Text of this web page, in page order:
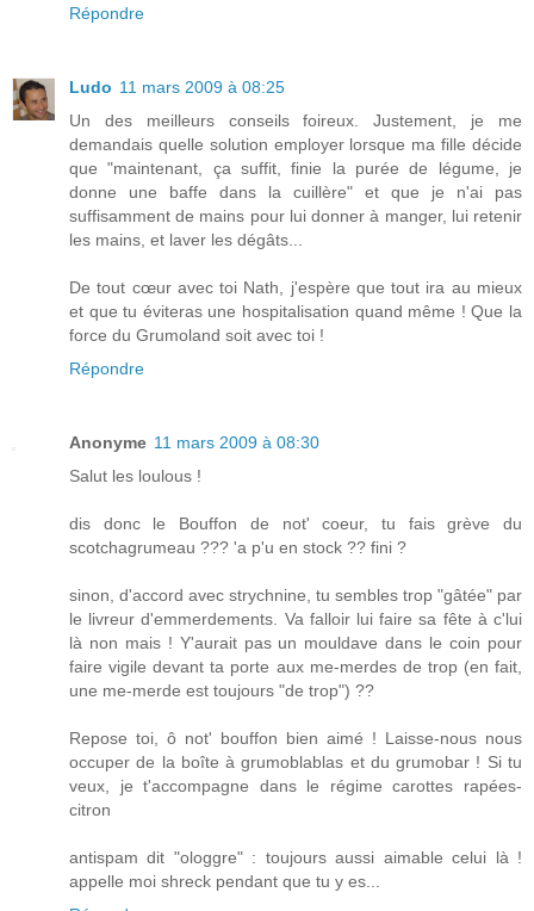
Répondre
Ludo 11 mars 2009 à 08:25
Un des meilleurs conseils foireux. Justement, je me
demandais quelle solution employer lorsque ma fille décide
que "maintenant, ça suffit, finie la purée de légume, je
donne une baffe dans la cuillère" et que je n'ai pas
suffisamment de mains pour lui donner à manger, lui retenir
les mains, et laver les dégâts...
De tout cœur avec toi Nath, j'espère que tout ira au mieux
et que tu éviteras une hospitalisation quand même ! Que la
force du Grumoland soit avec toi !
Répondre
Anonyme 11 mars 2009 à 08:30
Salut les loulous !
dis donc le Bouffon de not' coeur, tu fais grève du
scotchagrumeau ??? 'a p'u en stock ?? fini ?
sinon, d'accord avec strychnine, tu sembles trop "gâtée" par
le livreur d'emmerdements. Va falloir lui faire sa fête à c'lui
là non mais ! Y'aurait pas un mouldave dans le coin pour
faire vigile devant ta porte aux me-merdes de trop (en fait,
une me-merde est toujours "de trop") ??
Repose toi, ô not' bouffon bien aimé ! Laisse-nous nous
occuper de la boîte à grumoblablas et du grumobar ! Si tu
veux, je t'accompagne dans le régime carottes rapées-
citron
antispam dit "ologgre" : toujours aussi aimable celui là !
appelle moi shreck pendant que tu y es...